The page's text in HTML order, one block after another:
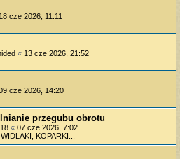
18 cze 2026, 11:11
« 13 cze 2026, 21:52
cze 2026, 14:20
przegubu obrotu
« 07 cze 2026, 7:02
KOPARKI...